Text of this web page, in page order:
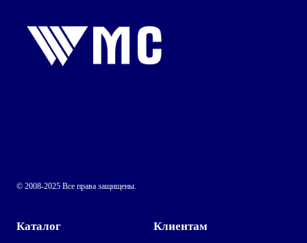
© 2008-2025 Все права защищены.
Каталог
Клиентам